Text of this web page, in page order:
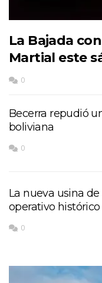
La Bajada
Martial este
0
Becerra repudió
boliviana
0
La nueva usina
operativo histórico
0